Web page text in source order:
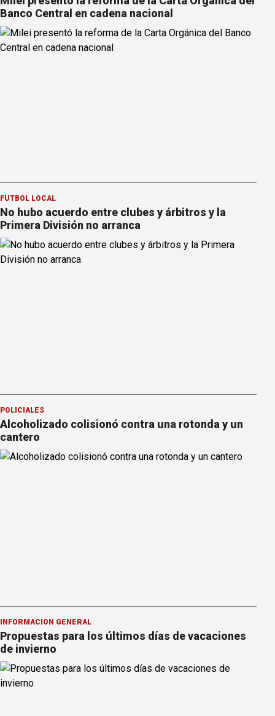
Banco Central en cadena nacional
FÚTBOL LOCAL
No hubo acuerdo entre clubes y árbitros y la
Primera División no arranca
POLICIALES
Alcoholizado colisionó contra una rotonda y un
cantero
INFORMACION GENERAL
Propuestas para los últimos días de vacaciones
de invierno